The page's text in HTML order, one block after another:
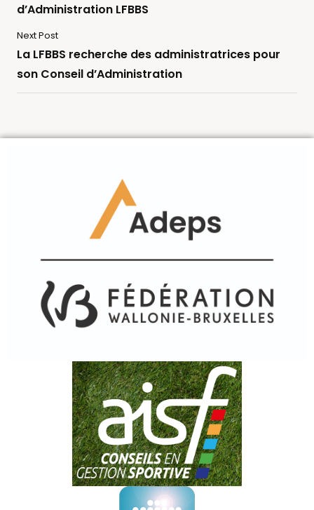
d’Administration LFBBS
Next Post
La LFBBS recherche des administratrices pour
son Conseil d’Administration